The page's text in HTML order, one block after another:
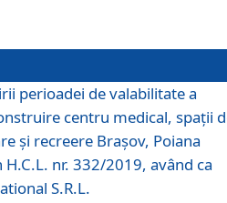
perioadei de valabilitate a
centru medical, spații
și recreere Brașov, Poiana
nr. 332/2019, având ca
S.R.L.